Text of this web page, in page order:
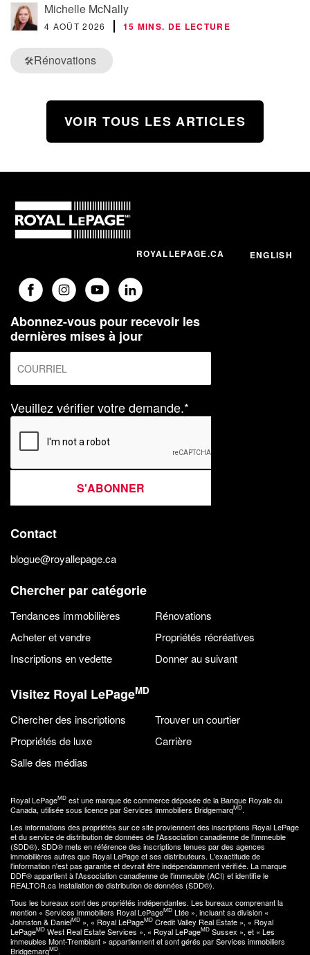
Michelle McNally
4 AOÛT 2026 15 MINS. DE LECTURE
🛠️Rénovations
VOIR TOUS LES ARTICLES
ROYALLEPAGE.CA ENGLISH
Abonnez-vous pour recevoir les
dernières mises à jour
Veuillez vérifier votre demande.*
S'ABONNER
Contact
blogue@royallepage.ca
Chercher par catégorie
Tendances immobilières
Rénovations
Acheter et vendre
Propriétés récréatives
Inscriptions en vedette
Donner au suivant
Visitez Royal LePageMD
Chercher des inscriptions
Trouver un courtier
Propriétés de luxe
Carrière
Salle des médias
Royal LePageMD est une marque de commerce déposée de la Banque Royale du
Canada, utilisée sous licence par Services immobiliers BridgemarqMD.
Les informations des propriétés sur ce site proviennent des inscriptions Royal LePage
et du service de distribution de données de l'Association canadienne de l’immeuble
(SDD®). SDD® mets en référence des inscriptions tenues par des agences
immobilières autres que Royal LePage et ses distributeurs. L'exactitude de
l'information n'est pas garantie et devrait être indépendamment vérifiée. La marque
DDF® appartient à l'Association canadienne de l'immeuble (ACI) et identifie le
REALTOR.ca Installation de distribution de données (SDD®).
Tous les bureaux sont des propriétés indépendantes. Les bureaux comprenant la
mention « Services immobiliers Royal LePageMD Ltée », incluant sa division «
Johnston & DanielMD », « Royal LePageMD Credit Valley Real Estate », « Royal
LePageMD West Real Estate Services », « Royal LePageMD Sussex », et « Les
immeubles Mont-Tremblant » appartiennent et sont gérés par Services immobiliers
BridgemarqMD.